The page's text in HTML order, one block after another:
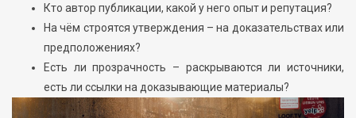
Кто автор публикации, какой у него опыт и репутация?
На чём строятся утверждения – на доказательствах или
предположениях?
Есть ли прозрачность – раскрываются ли источники,
есть ли ссылки на доказывающие материалы?